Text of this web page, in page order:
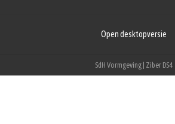
Open desktopversie
SdH Vormgeving | Ziber DS4